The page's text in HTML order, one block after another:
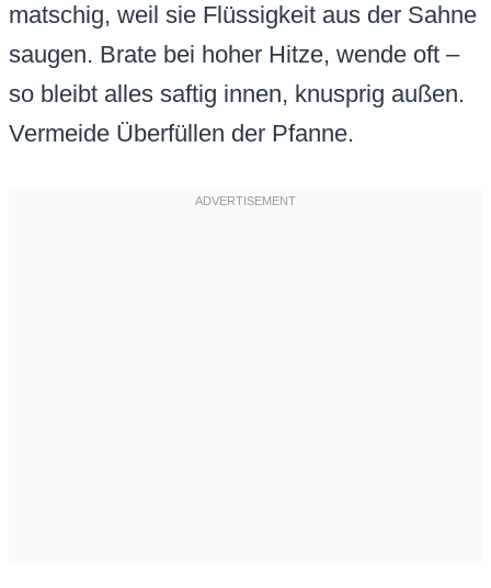
matschig, weil sie Flüssigkeit aus der Sahne
saugen. Brate bei hoher Hitze, wende oft –
so bleibt alles saftig innen, knusprig außen.
Vermeide Überfüllen der Pfanne.